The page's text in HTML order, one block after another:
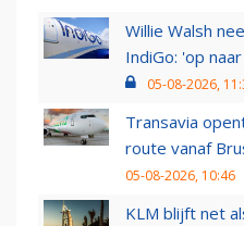
Willie Walsh
IndiGo: 'op
05-08-2026,
Transavia
route vanaf
05-08-2026, 10:46
KLM blijft net